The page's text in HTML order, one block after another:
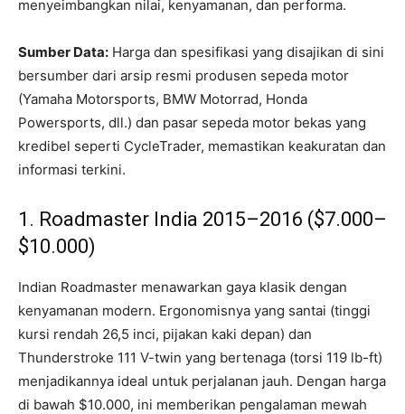
menyeimbangkan nilai, kenyamanan, dan performa.
Sumber Data: Harga dan spesifikasi yang disajikan di sini
bersumber dari arsip resmi produsen sepeda motor
(Yamaha Motorsports, BMW Motorrad, Honda
Powersports, dll.) dan pasar sepeda motor bekas yang
kredibel seperti CycleTrader, memastikan keakuratan dan
informasi terkini.
1. Roadmaster India 2015–2016 ($7.000–
$10.000)
Indian Roadmaster menawarkan gaya klasik dengan
kenyamanan modern. Ergonomisnya yang santai (tinggi
kursi rendah 26,5 inci, pijakan kaki depan) dan
Thunderstroke 111 V-twin yang bertenaga (torsi 119 lb-ft)
menjadikannya ideal untuk perjalanan jauh. Dengan harga
di bawah $10.000, ini memberikan pengalaman mewah